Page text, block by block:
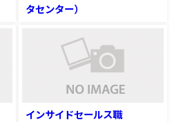
タセンター）
インサイドセールス職